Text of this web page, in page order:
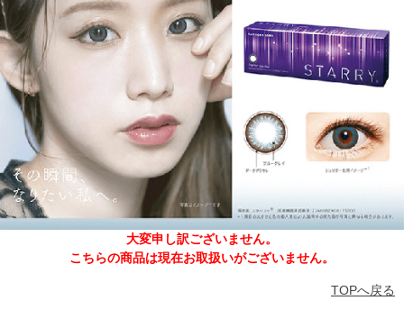
大変申し訳ございません。
こちらの商品は現在お取扱いがございません。
TOPへ戻る